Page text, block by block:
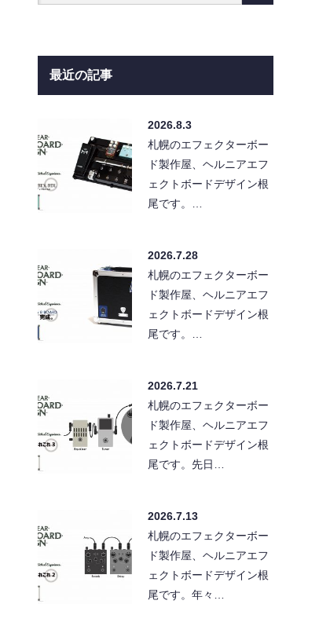
最近の記事
2026.8.3
札幌のエフェクターボー
ド製作屋、ヘルニアエフ
ェクトボードデザイン根
尾です。…
2026.7.28
札幌のエフェクターボー
ド製作屋、ヘルニアエフ
ェクトボードデザイン根
尾です。…
2026.7.21
札幌のエフェクターボー
ド製作屋、ヘルニアエフ
ェクトボードデザイン根
尾です。先日…
2026.7.13
札幌のエフェクターボー
ド製作屋、ヘルニアエフ
ェクトボードデザイン根
尾です。年々…